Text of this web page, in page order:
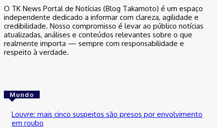
O TK News Portal de Notícias (Blog Takamoto) é um espaço
independente dedicado a informar com clareza, agilidade e
credibilidade. Nosso compromisso é levar ao público notícias
atualizadas, análises e conteúdos relevantes sobre o que
realmente importa — sempre com responsabilidade e
respeito à verdade.
Mundo
Louvre: mais cinco suspeitos são presos por envolvimento
em roubo